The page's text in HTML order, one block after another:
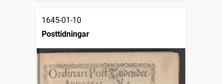
1645-01-10
Posttidningar